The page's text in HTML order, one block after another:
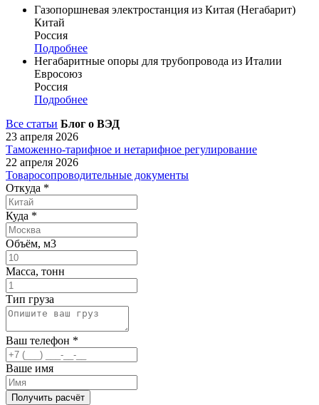
Газопоршневая электростанция из Китая (Негабарит)
Китай
Россия
Подробнее
Негабаритные опоры для трубопровода из Италии
Евросоюз
Россия
Подробнее
Все статьи Блог о ВЭД
23 апреля 2026
Таможенно-тарифное и нетарифное регулирование
22 апреля 2026
Товаросопроводительные документы
Откуда *
Куда *
Объём, м3
Масса, тонн
Тип груза
Ваш телефон *
Ваше имя